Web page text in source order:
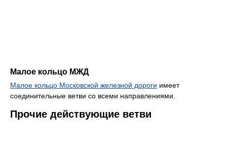
Малое кольцо МЖД
Малое кольцо Московской железной дороги имеет
соединительные ветви со всеми направлениями.
Прочие действующие ветви